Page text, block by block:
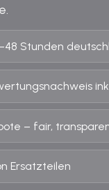
Stunden
– fair,
Ersatzteilen